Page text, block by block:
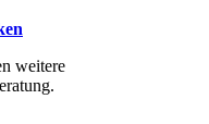
weitere